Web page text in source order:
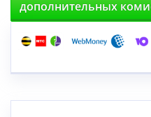
дополнительных